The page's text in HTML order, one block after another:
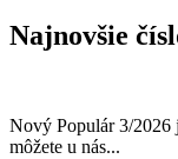
Najnovšie
Nový Populár 3/2026
môžete u nás...